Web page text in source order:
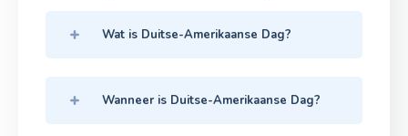
Wat is Duitse-Amerikaanse Dag?
Wanneer is Duitse-Amerikaanse Dag?